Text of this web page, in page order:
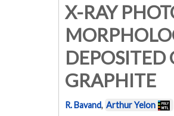
X-RAY
DEPOSITED
GRAPHITE
R. Bavand, Arthur Yelon